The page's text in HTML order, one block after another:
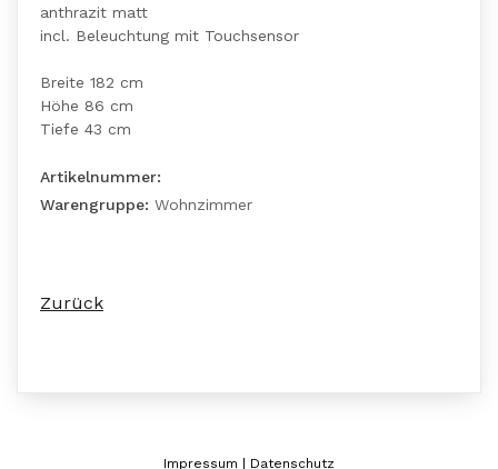
anthrazit matt
incl. Beleuchtung mit Touchsensor
Breite 182 cm
Höhe 86 cm
Tiefe 43 cm
Artikelnummer:
Warengruppe: Wohnzimmer
Zurück
Impressum | Datenschutz